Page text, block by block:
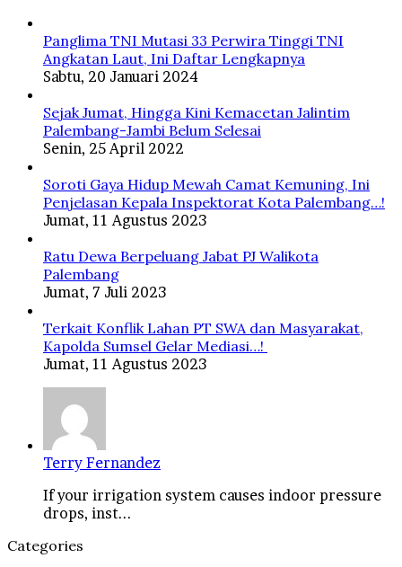
Panglima TNI Mutasi 33 Perwira Tinggi TNI
Angkatan Laut, Ini Daftar Lengkapnya
Sabtu, 20 Januari 2024
Sejak Jumat, Hingga Kini Kemacetan Jalintim
Palembang-Jambi Belum Selesai
Senin, 25 April 2022
Soroti Gaya Hidup Mewah Camat Kemuning, Ini
Penjelasan Kepala Inspektorat Kota Palembang…!
Jumat, 11 Agustus 2023
Ratu Dewa Berpeluang Jabat PJ Walikota
Palembang
Jumat, 7 Juli 2023
Terkait Konflik Lahan PT SWA dan Masyarakat,
Kapolda Sumsel Gelar Mediasi…!
Jumat, 11 Agustus 2023
Terry Fernandez
If your irrigation system causes indoor pressure
drops, inst...
Categories